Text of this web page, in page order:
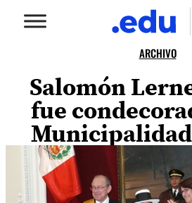
ARCHIVO
Salomón
fue